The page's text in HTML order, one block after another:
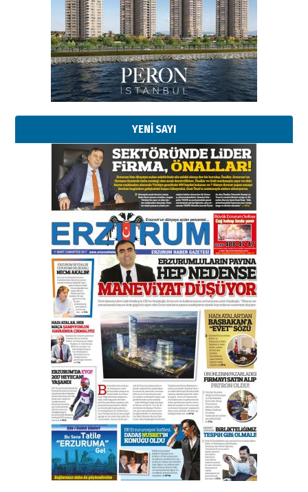
YENİ SAYI
Esat BİNDESEN
TRT’NİN BÖLGEYE AÇILAN SESİ
09 Ağustos 2026 Pazar
Kadir SABUNCUOĞLU
Erzurumspor’un köşe taşları
29 Haziran 2026 Pazartesi
Kenan GÜLERCİ
Murat Şahsuvaroğlu ERKON’da
çıtayı yukarı taşırken,
yönetimdekiler aşağı
çekmemeli!
17 Şubat 2026 SalıOrhan BOZKURT
Bir fotoğraf, bir şehir, bir